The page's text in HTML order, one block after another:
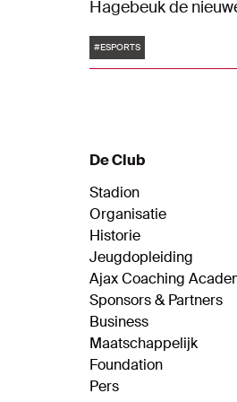
Hagebeuk de
Tags
#ESPORTS
De Club
Stadion
Organisatie
Historie
Jeugdopleiding
Ajax Coaching
Sponsors & Partners
Business
Maatschappelijk
Foundation
Pers